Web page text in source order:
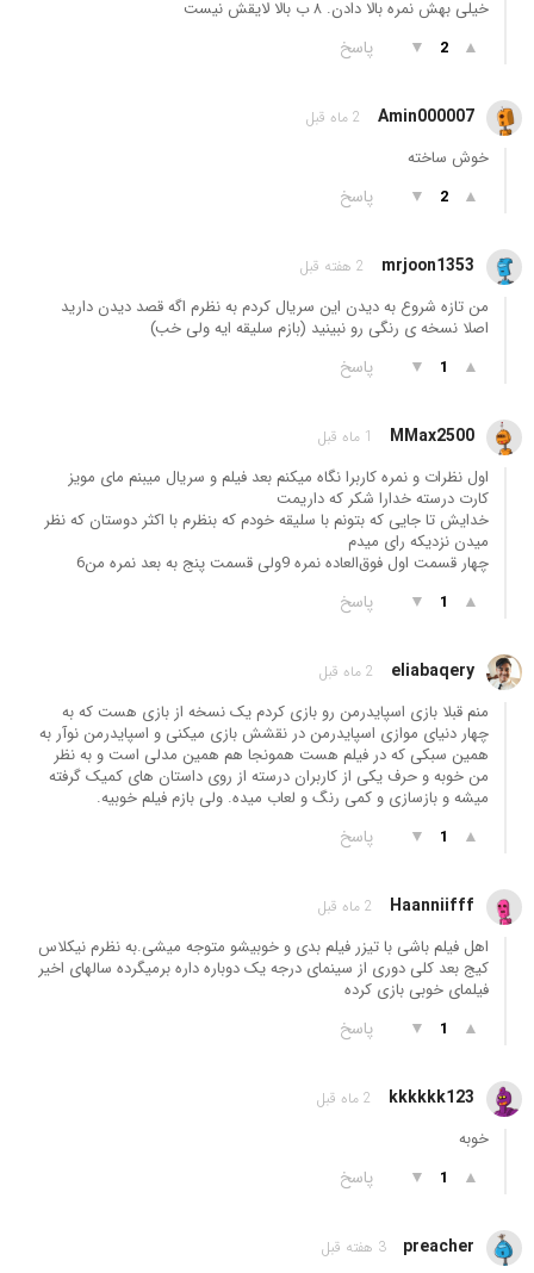
خیلی بهش نمره بالا دادن. ۸ ب بالا لایقش نیست
▲
2
▼ پاسخ
Amin000007 2 ماه قبل
خوش ساخته
▲
2
▼ پاسخ
mrjoon1353 2 هفته قبل
من تازه شروع به دیدن این سریال کردم به نظرم اگه قصد دیدن دارید
اصلا نسخه ی رنگی رو نبینید (بازم سلیقه ایه ولی خب)
▲
1
▼ پاسخ
MMax2500 1 ماه قبل
اول نظرات و نمره کاربرا نگاه میکنم بعد فیلم و سریال میبنم مای مویز
کارت درسته خدارا شکر که داریمت
خدایش تا جایی که بتونم با سلیقه خودم که بنظرم با اکثر دوستان که نظر
میدن نزدیکه رای میدم
چهار قسمت اول فوق‌العاده نمره 9ولی قسمت پنج به بعد نمره من6
▲
1
▼ پاسخ
eliabaqery 2 ماه قبل
منم قبلا بازی اسپایدرمن رو بازی کردم یک نسخه از بازی هست که به
چهار دنیای موازی اسپایدرمن در نقشش بازی میکنی و اسپایدرمن نوآر به
همین سبکی که در فیلم هست همونجا هم همین مدلی است و به نظر
من خوبه و حرف یکی از کاربران درسته از روی داستان های کمیک گرفته
میشه و بازسازی و کمی رنگ و لعاب میده. ولی بازم فیلم خوبیه.
▲
1
▼ پاسخ
Haanniifff 2 ماه قبل
اهل فیلم باشی با تیزر فیلم بدی و خوبیشو متوجه میشی.به نظرم نیکلاس
کیج بعد کلی دوری از سینمای درجه یک دوباره داره برمیگرده سالهای اخیر
فیلمای خوبی بازی کرده
▲
1
▼ پاسخ
kkkkkk123 2 ماه قبل
خوبه
▲
1
▼ پاسخ
preacher 3 هفته قبل